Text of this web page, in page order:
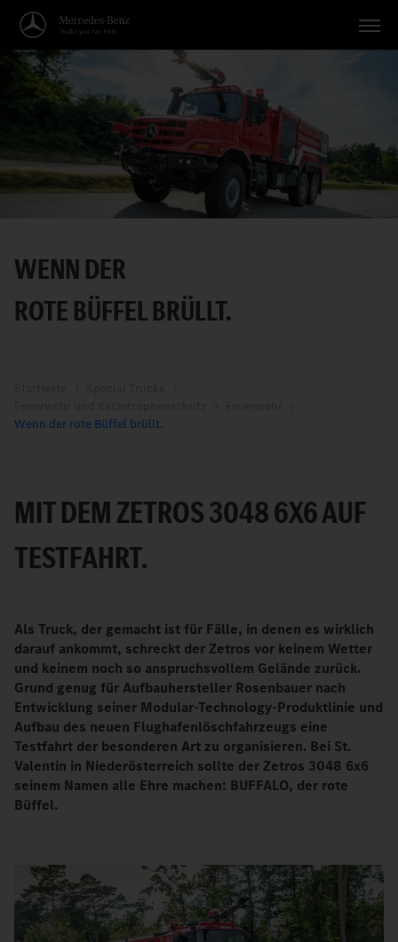
Anwendungen
Themen
Service
Deutsch
WENN DER
ROTE BÜFFEL BRÜLLT.
Wenn der rote Büffel brüllt.
MIT DEM ZETROS 3048 6X6 AUF
TESTFAHRT.
Als Truck, der gemacht ist für Fälle, in denen es wirklich
darauf ankommt, schreckt der Zetros vor keinem Wetter
und keinem noch so anspruchsvollem Gelände zurück.
Grund genug für Aufbauhersteller Rosenbauer nach
Entwicklung seiner Modular-Technology-Produktlinie und
Aufbau des neuen Flughafenlöschfahrzeugs eine
Testfahrt der besonderen Art zu organisieren. Bei St.
Valentin in Niederösterreich sollte der Zetros 3048 6x6
seinem Namen alle Ehre machen: BUFFALO, der rote
Büffel.